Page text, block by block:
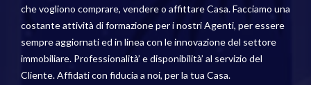
che vogliono comprare, vendere o affittare Casa. Facciamo una
costante attività di formazione per i nostri Agenti, per essere
sempre aggiornati ed in linea con le innovazione del settore
immobiliare. Professionalità’ e disponibilità’ al servizio del
Cliente. Affidati con fiducia a noi, per la tua Casa.